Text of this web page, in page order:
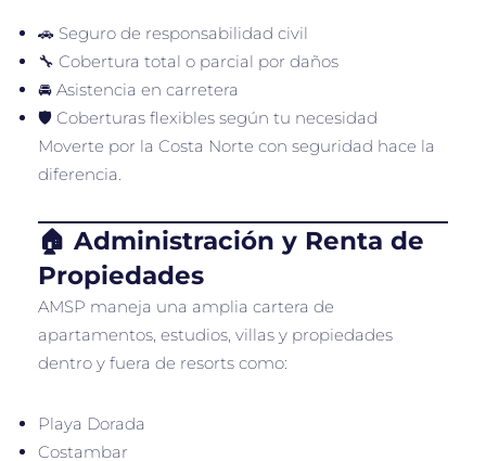
🚗 Seguro de responsabilidad civil
🔧 Cobertura total o parcial por daños
🚘 Asistencia en carretera
🛡️ Coberturas flexibles según tu necesidad
Moverte por la Costa Norte con seguridad hace la
diferencia.
🏠 Administración y Renta de
Propiedades
AMSP maneja una amplia cartera de
apartamentos, estudios, villas y propiedades
dentro y fuera de resorts como:
Playa Dorada
Costambar